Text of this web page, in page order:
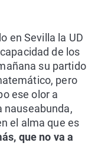
en Sevilla la UD
de los
su partido
pero
ese olor a
nauseabunda,
el alma que es
que no va a